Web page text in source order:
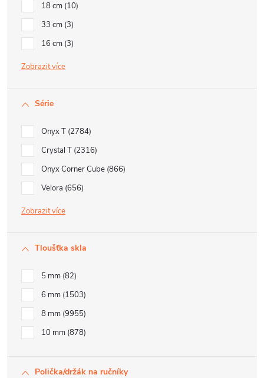
18 cm 10
33 cm 3
16 cm 3
Zobrazit
Série
Onyx T 2784
Crystal T 2316
Onyx Corner Cube 866
Velora 656
Zobrazit
Tloušťka skla
5 mm 82
6 mm 1503
8 mm 9955
10 mm 878
Polička/držák na ručníky